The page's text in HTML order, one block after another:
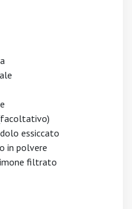
essiccato
in polvere
filtrato